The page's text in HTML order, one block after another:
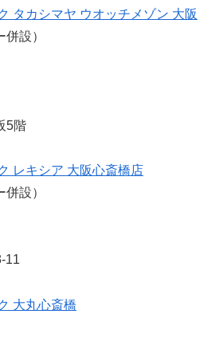
タカシマヤ ウオッチメゾン 大阪
設）
5階
レキシア 大阪心斎橋店
設）
11
大丸心斎橋